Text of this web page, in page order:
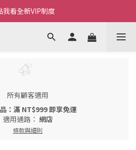
私藏生活~
我看全新VIP制度
購物金/點數使用說明
所有顧客適用
：滿 NT$999 即享免運
適用通路： 網店
條款與細則